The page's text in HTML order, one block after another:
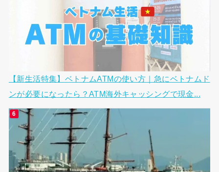
【新生活特集】ベトナムATMの使い方｜急にベトナムド
ンが必要になったら？ATM海外キャッシングで現金...